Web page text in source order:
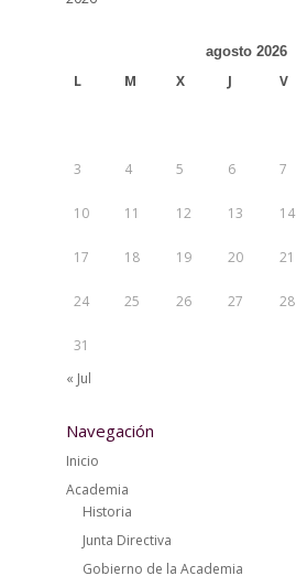
agosto 2026
L M X J V
3 4 5 6 7
10 11 12 13 14
17 18 19 20 21
24 25 26 27 28
31
« Jul
Navegación
Inicio
Academia
Historia
Junta Directiva
Gobierno de la Academia